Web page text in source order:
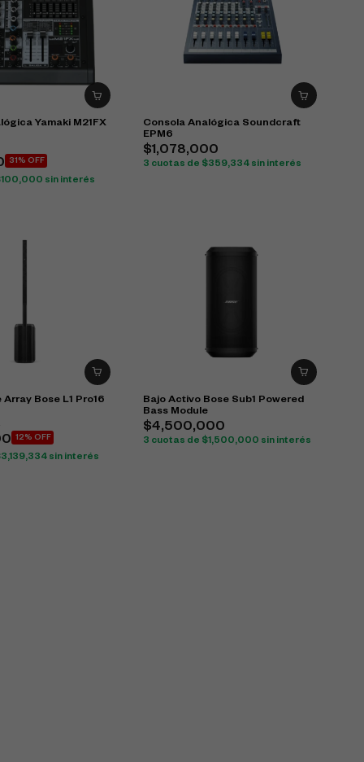
Yamaki M21FX
31% OFF
100,000 sin interés
Consola Analógica Soundcraft
EPM6
$1,078,000
3 cuotas de $359,334sin interés
Bose L1 Pro16
12% OFF
3,139,334 sin interés
Bajo Activo Bose Sub1 Powered
Bass Module
$4,500,000
3 cuotas de $1,500,000 sin interés